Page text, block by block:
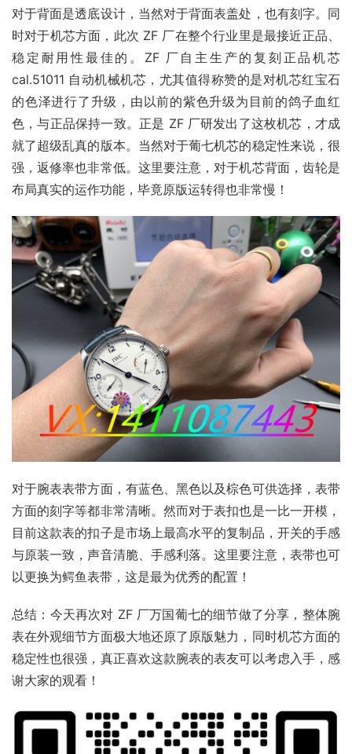
对于背面是透底设计，当然对于背面表盖处，也有刻字。同
时对于机芯方面，此次 ZF 厂在整个行业里是最接近正品、
稳定耐用性最佳的。ZF 厂自主生产的复刻正品机芯
cal.51011 自动机械机芯，尤其值得称赞的是对机芯红宝石
的色泽进行了升级，由以前的紫色升级为目前的鸽子血红
色，与正品保持一致。正是 ZF 厂研发出了这枚机芯，才成
就了超级乱真的版本。当然对于葡七机芯的稳定性来说，很
强，返修率也非常低。这里要注意，对于机芯背面，齿轮是
布局真实的运作功能，毕竟原版运转得也非常慢！
对于腕表表带方面，有蓝色、黑色以及棕色可供选择，表带
方面的刻字等都非常清晰。然而对于表扣也是一比一开模，
目前这款表的扣子是市场上最高水平的复制品，开关的手感
与原装一致，声音清脆、手感利落。这里要注意，表带也可
以更换为鳄鱼表带，这是最为优秀的配置！
总结：今天再次对 ZF 厂万国葡七的细节做了分享，整体腕
表在外观细节方面极大地还原了原版魅力，同时机芯方面的
稳定性也很强，真正喜欢这款腕表的表友可以考虑入手，感
谢大家的观看！